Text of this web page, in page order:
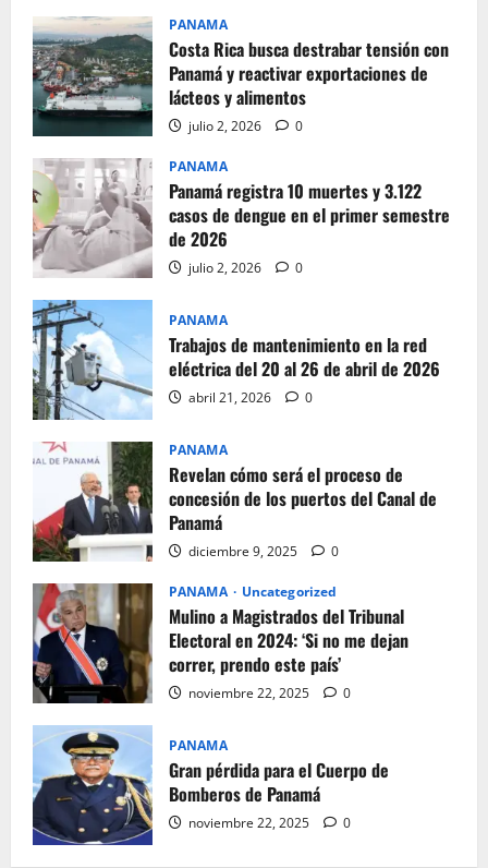
PANAMA
Costa Rica busca destrabar tensión con
Panamá y reactivar exportaciones de
lácteos y alimentos
julio 2, 2026 0
PANAMA
Panamá registra 10 muertes y 3.122
casos de dengue en el primer semestre
de 2026
julio 2, 2026 0
PANAMA
Trabajos de mantenimiento en la red
eléctrica del 20 al 26 de abril de 2026
abril 21, 2026 0
PANAMA
Revelan cómo será el proceso de
concesión de los puertos del Canal de
Panamá
diciembre 9, 2025 0
PANAMA Uncategorized
Mulino a Magistrados del Tribunal
Electoral en 2024: ‘Si no me dejan
correr, prendo este país’
noviembre 22, 2025 0
PANAMA
Gran pérdida para el Cuerpo de
Bomberos de Panamá
noviembre 22, 2025 0